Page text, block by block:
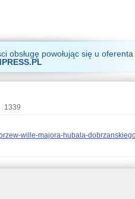
obsługę powołując się u oferenta
1339
wille-majora-hubala-